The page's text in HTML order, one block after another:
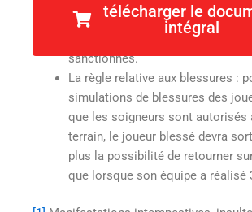
ceinturer un joueur adverse ou de
balle afin de retarder
sanctionnés.
La règle relative aux blessures :
simulations de blessures des
que les soigneurs sont autorisés
terrain, le joueur blessé devra
plus la possibilité de retourner
que lorsque son équipe a réalisé
télécharger le
intégral